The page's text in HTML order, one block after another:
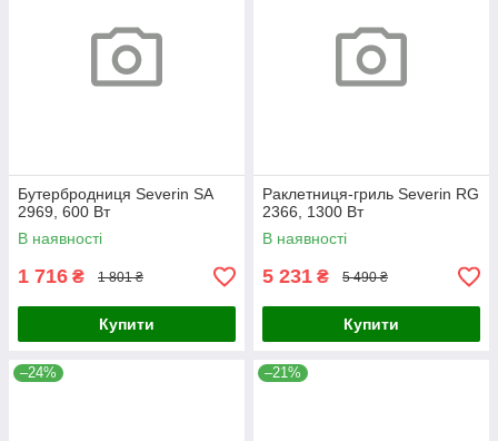
Бутербродниця Severin SA
2969, 600 Вт
В наявності
1 716 ₴ 1 801 ₴
Купити
Раклетниця-гриль Severin RG
2366, 1300 Вт
В наявності
5 231 ₴ 5 490 ₴
Купити
–24% –21%